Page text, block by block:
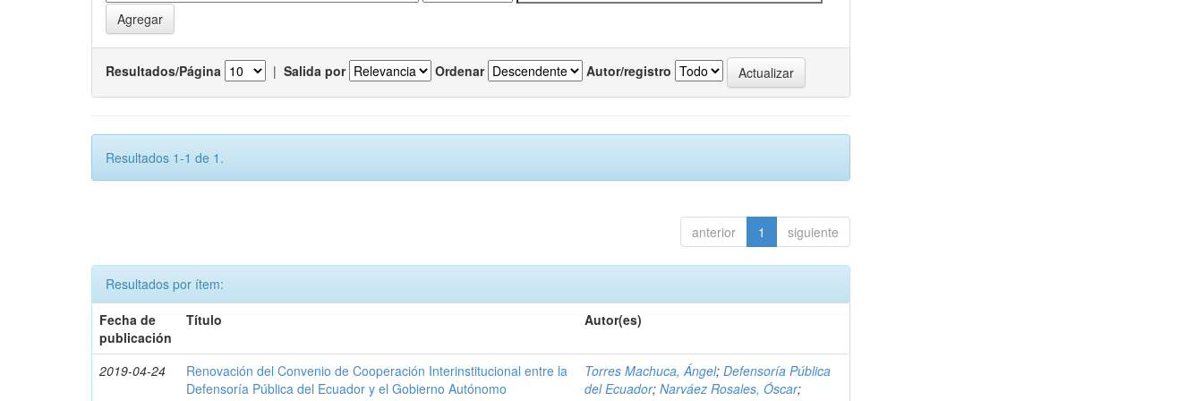
Resultados/Página | Salida por Ordenar Autor/registro
Resultados 1-1 de 1.
anterior 1 siguiente
Resultados por ítem:
Fecha de
publicación
Título Autor(es)
2019-04-24
Renovación del Convenio de Cooperación Interinstitucional entre la
Defensoría Pública del Ecuador y el Gobierno Autónomo
Torres Machuca, Ángel;Defensoría Pública
del Ecuador;Narváez Rosales, Óscar;